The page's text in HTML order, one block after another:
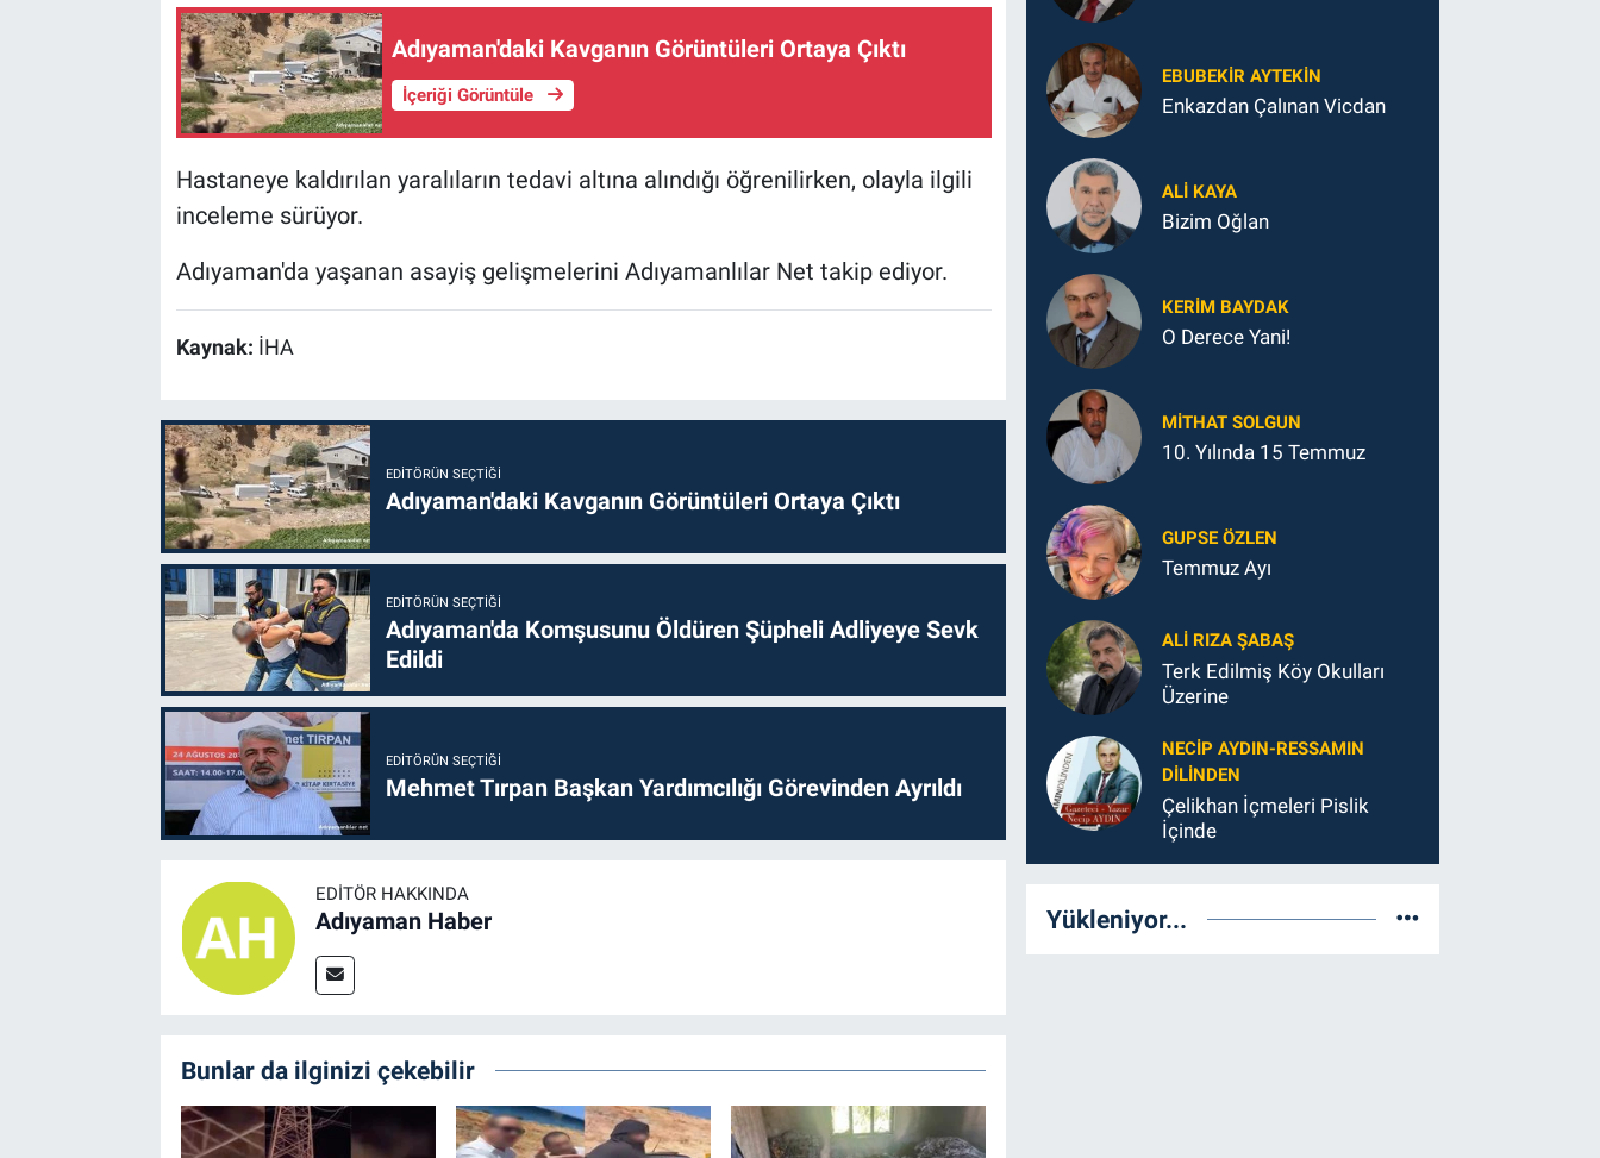
Adıyaman'daki Kavganın Görüntüleri Ortaya Çıktı
İçeriği Görüntüle
Hastaneye kaldırılan yaralıların tedavi altına alındığı öğrenilirken, olayla ilgili
inceleme sürüyor.
Adıyaman'da yaşanan asayiş gelişmelerini Adıyamanlılar Net takip ediyor.
Kaynak: İHA
EDITÖRÜN SEÇTIĞI
Adıyaman'daki Kavganın Görüntüleri Ortaya Çıktı
EDITÖRÜN SEÇTIĞI
Adıyaman'da Komşusunu Öldüren Şüpheli Adliyeye Sevk
Edildi
EDITÖRÜN SEÇTIĞI
Mehmet Tırpan Başkan Yardımcılığı Görevinden Ayrıldı
EDITÖR HAKKINDA
Adıyaman Haber
Bunlar da ilginizi çekebilir
EBUBEKIR AYTEKIN
Enkazdan Çalınan Vicdan
ALI KAYA
Bizim Oğlan
KERIM BAYDAK
O Derece Yani!
MITHAT SOLGUN
10. Yılında 15 Temmuz
GUPSE ÖZLEN
Temmuz Ayı
ALI RIZA ŞABAŞ
Terk Edilmiş Köy Okulları
Üzerine
NECIP AYDIN-RESSAMIN
DILINDEN
Çelikhan İçmeleri Pislik
İçinde
Yükleniyor...